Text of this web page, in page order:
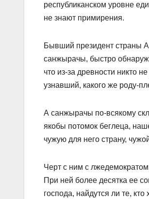
республиканском уровне
не знают примирения.
Бывший президент страны
санжырачы, быстро
что из-за древности никто
узнавший, какого же роду-
А санжырачы по-всякому
якобы потомок беглеца,
чужую для него страну,
Черт с ним с
При ней более десятка ее
господа, найдутся ли те,